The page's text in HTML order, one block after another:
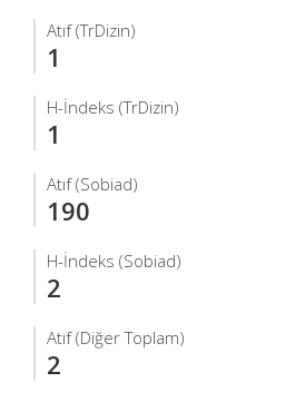
Atıf (TrDizin)
1
H-İndeks (TrDizin)
1
Atıf (Sobiad)
190
H-İndeks (Sobiad)
2
Atıf (Diğer Toplam)
2